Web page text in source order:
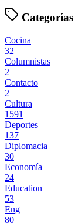
Categorías
Cocina
32
Columnistas
2
Contacto
2
Cultura
1591
Deportes
137
Diplomacia
30
Economía
24
Education
53
Eng
80